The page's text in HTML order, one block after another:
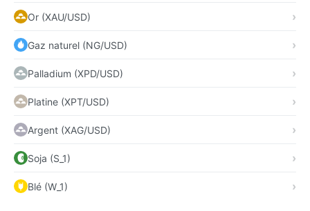
Or (XAU/USD)
Gaz naturel (NG/USD)
Palladium (XPD/USD)
Platine (XPT/USD)
Argent (XAG/USD)
Soja (S_1)
Blé (W_1)